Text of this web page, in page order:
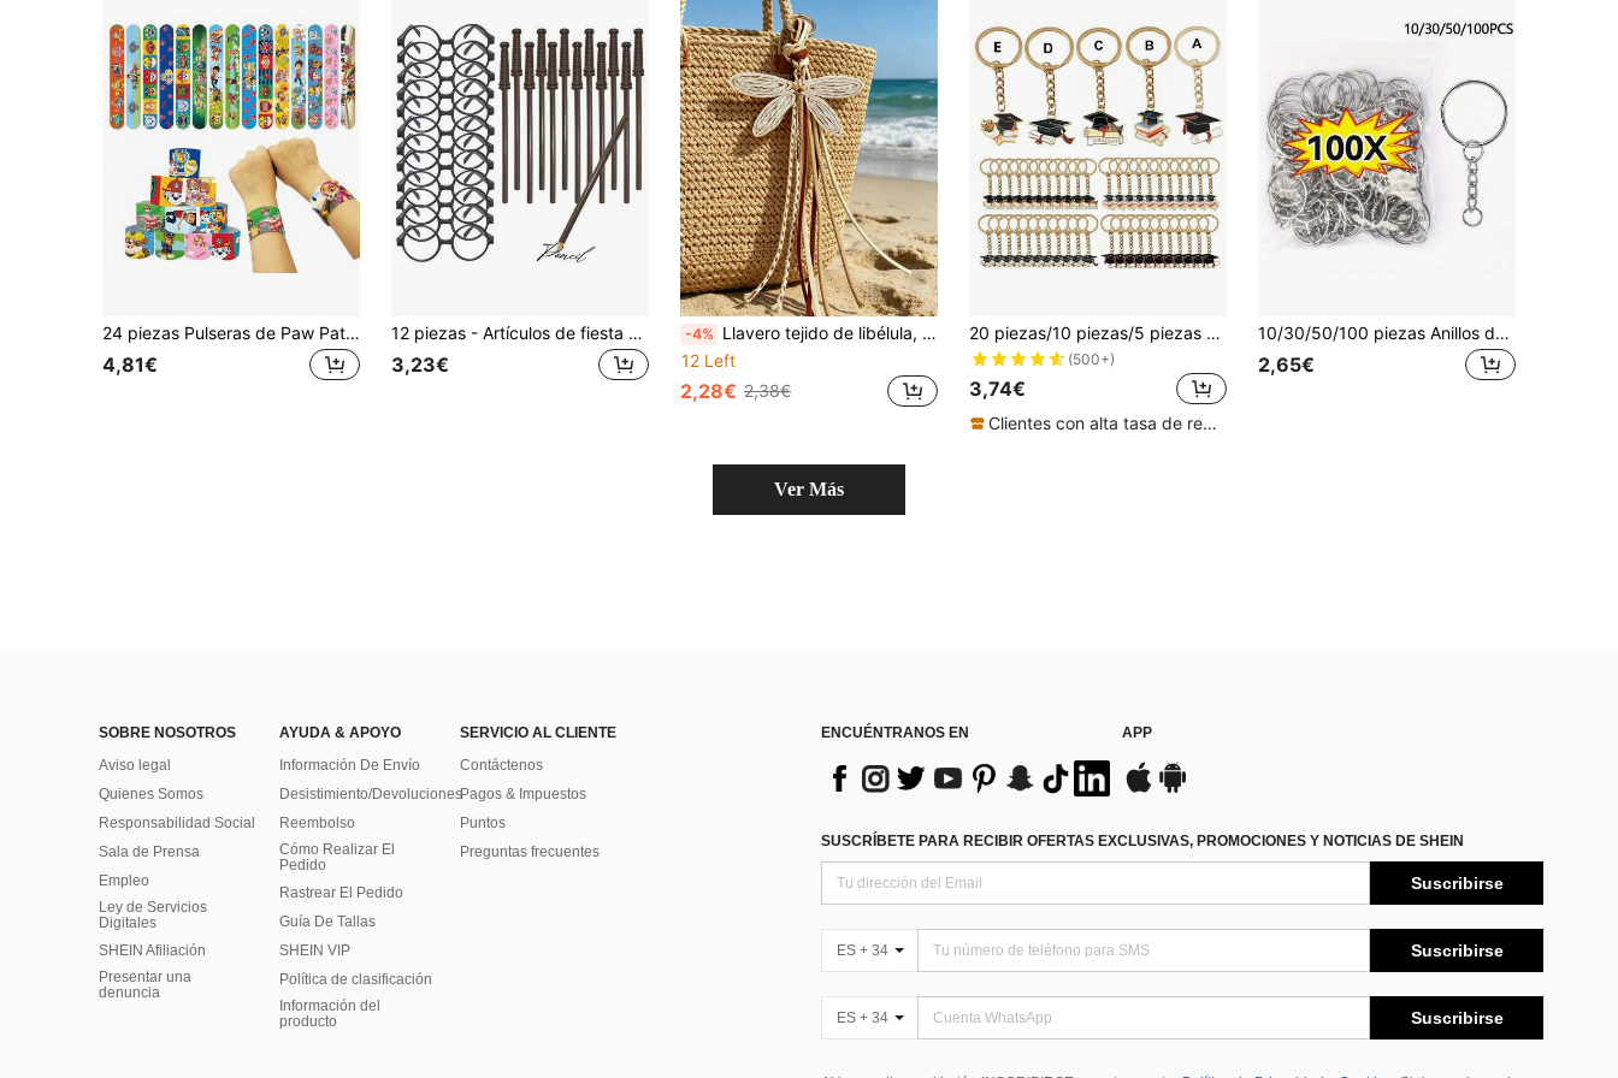
24 piezas Pulseras de Paw Patrol, Pulseras de Suministros para Fiestas, Pulseras Coloridas, Juguetes de Alivio del Estrés, Decoraciones para Fiestas, Premios de Intercambio en el Aula, Rellenos de Bolsas de Regalo, Adecuadas como Regalos de Cumpleaños o Regalos de Fiesta de Vacaciones (Estilos Aleatorios)
4,81€
12 piezas - Artículos de fiesta con tema de mago - Lápices con forma de varita mágica, gafas redondas de mago sin lentes, regalos de cumpleaños mágicos, suministros para fiestas escolares, decoraciones de Halloween, regalos de regreso a clases
3,23€
-4% Llavero tejido de libélula, colgante tejido de libélula de verano, amuleto de bolso de paja tejida de estilo bohemio con borla de estrella colorida, colgante de libélula, colgante de árbol de coco
12 Left
2,28€ 2,38€
20 piezas/10 piezas/5 piezas Llavero/Cadena de gorro de graduación unisex, material de aleación, texto inspirador, adecuado para la temporada de graduación de julio, regalo de regreso a la escuela, recuerdo de la fiesta de graduación, decoración de mochila, llavero de teléfono/coche, regalo del Día del Maestro, regalo para amigos, recuerdo de estudiante/maestro/compañero de clase
(500+)
3,74€
Clientes con alta tasa de repetición
10/30/50/100 piezas Anillos de salto abiertos de metal, conectores, cierres, accesorios para llaveros, colgantes y fabricación de joyas
2,65€
Ver Más
SOBRE NOSOTROS
Aviso legal
Quienes Somos
Responsabilidad Social
Sala de Prensa
Empleo
Ley de Servicios
Digitales
SHEIN Afiliación
Presentar una
denuncia
AYUDA & APOYO
Información De Envío
Desistimiento/Devoluciones
Reembolso
Cómo Realizar El
Pedido
Rastrear El Pedido
Guía De Tallas
SHEIN VIP
Política de clasificación
​Información del
producto
SERVICIO AL CLIENTE
Contáctenos
Pagos & Impuestos
Puntos
Preguntas frecuentes
ENCUÉNTRANOS EN APP
SUSCRÍBETE PARA RECIBIR OFERTAS EXCLUSIVAS, PROMOCIONES Y NOTICIAS DE SHEIN
Suscribirse
ES + 34 Suscribirse
ES + 34 Suscribirse